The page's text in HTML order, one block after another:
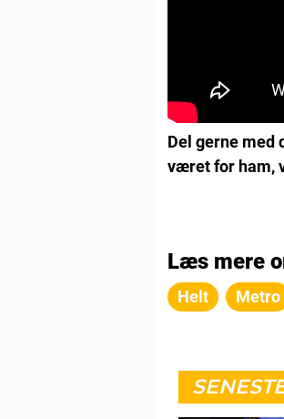
Del gerne med
været for ham,
Læs mere
Helt Metro